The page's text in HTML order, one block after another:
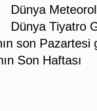
Tiyatro
son
Son Haftası